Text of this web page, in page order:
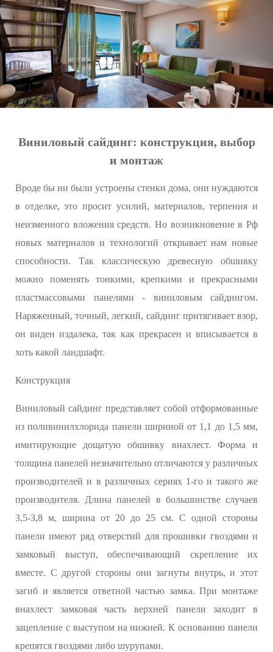
Виниловый сайдинг: конструкция, выбор
и монтаж
Вроде бы ни были устроены стенки дома, они нуждаются
в отделке, это просит усилий, материалов, терпения и
неизменного вложения средств. Но возникновение в Рф
новых материалов и технологий открывает нам новые
способности. Так классическую древесную обшивку
можно поменять тонкими, крепкими и прекрасными
пластмассовыми панелями - виниловым сайдингом.
Наряженный, точный, легкий, сайдинг притягивает взор,
он виден издалека, так как прекрасен и вписывается в
хоть какой ландшафт.
Конструкция
Виниловый сайдинг представляет собой отформованные
из поливинилхлорида панели шириной от 1,1 до 1,5 мм,
имитирующие дощатую обшивку внахлест. Форма и
толщина панелей незначительно отличаются у различных
производителей и в различных сериях 1-го и такого же
производителя. Длина панелей в большинстве случаев
3,5-3,8 м, ширина от 20 до 25 см. С одной стороны
панели имеют ряд отверстий для прошивки гвоздями и
замковый выступ, обеспечивающий скрепление их
вместе. С другой стороны они загнуты внутрь, и этот
загиб и является ответной частью замка. При монтаже
внахлест замковая часть верхней панели заходит в
зацепление с выступом на нижней. К основанию панели
крепятся гвоздями либо шурупами.